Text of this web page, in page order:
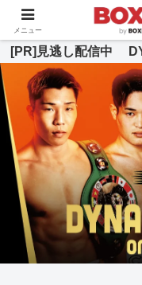
BOXING
[PR]見逃し配信中
メニュー